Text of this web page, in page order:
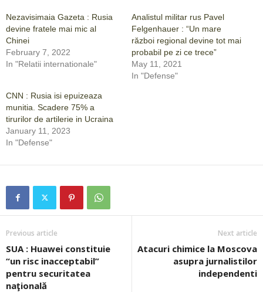
Nezavisimaia Gazeta : Rusia
devine fratele mai mic al
Chinei
February 7, 2022
In "Relatii internationale"
Analistul militar rus Pavel
Felgenhauer : “Un mare
război regional devine tot mai
probabil pe zi ce trece”
May 11, 2021
In "Defense"
CNN : Rusia isi epuizeaza
munitia. Scadere 75% a
tirurilor de artilerie in Ucraina
January 11, 2023
In "Defense"
Previous article
SUA : Huawei constituie
“un risc inacceptabil”
pentru securitatea
naţională
Next article
Atacuri chimice la Moscova
asupra jurnalistilor
independenti